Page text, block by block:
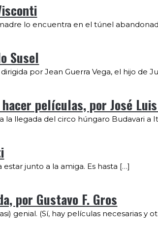
lo encuentra en el túnel
Susel
por Jean Guerra Vega, el hijo de
películas, por José
la llegada del circo húngaro Budavari a
junto a la amiga. Es hasta […]
por Gustavo F. Gros
genial. (Sí, hay películas necesarias y